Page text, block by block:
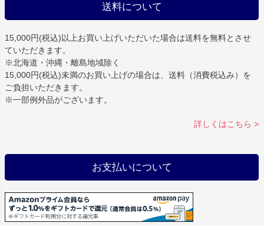
送料について
15,000円(税込)以上お買い上げいただいた場合は送料を無料とさせ
ていただきます。
※北海道・沖縄・離島地域除く
15,000円(税込)未満のお買い上げの場合は、送料（消費税込み）を
ご負担いただきます。
※一部例外品がございます。
詳しくはこちら >
お支払いについて